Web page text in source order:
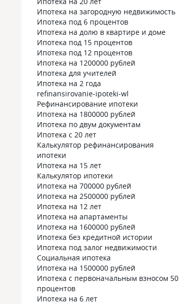
Ипотека на загородную недвижимость
Ипотека под 6 процентов
Ипотека на долю в квартире и доме
Ипотека под 15 процентов
Ипотека под 12 процентов
Ипотека на 1200000 рублей
Ипотека для учителей
Ипотека на 2 года
refinansirovanie-ipoteki-wl
Рефинансирование ипотеки
Ипотека на 1800000 рублей
Ипотека по двум документам
Ипотека с 20 лет
Калькулятор рефинансирования
ипотеки
Ипотека на 15 лет
Калькулятор ипотеки
Ипотека на 700000 рублей
Ипотека на 2500000 рублей
Ипотека на 12 лет
Ипотека на апартаменты
Ипотека на 1600000 рублей
Ипотека без кредитной истории
Ипотека под залог недвижимости
Социальная ипотека
Ипотека на 1500000 рублей
Ипотека с первоначальным взносом 50
процентов
Ипотека на 6 лет